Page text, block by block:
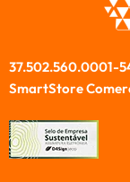
37.502.560.0001-
SmartStore